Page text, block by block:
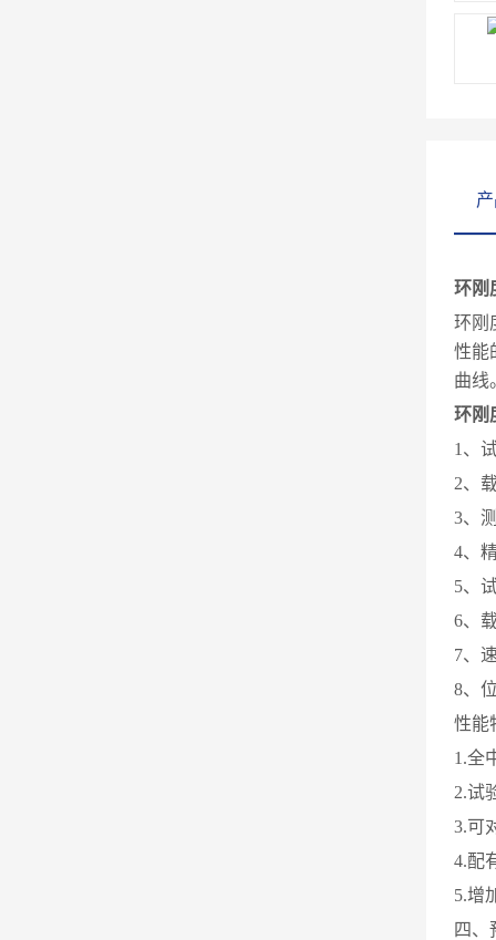
环刚
环刚
性能
曲线
环刚
1、
2、
3、
4、
5、
6、
7、
8、
性能
1.全
2.试
3.可
4.配
5.增
四、